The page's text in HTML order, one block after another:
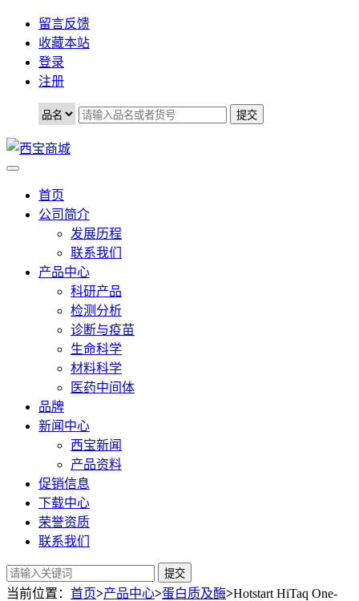
留言反馈
收藏本站
登录
注册
首页
公司简介
发展历程
联系我们
产品中心
科研产品
检测分析
诊断与疫苗
生命科学
材料科学
医药中间体
品牌
新闻中心
西宝新闻
产品资料
促销信息
下载中心
荣誉资质
联系我们
提交
当前位置： 首页>产品中心>蛋白质及酶>Hotstart HiTaq One-